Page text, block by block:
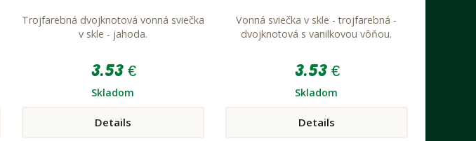
Trojfarebná dvojknotová vonná sviečka
v skle - jahoda.
3.53 €
Skladom
Details
Vonná sviečka v skle - trojfarebná -
dvojknotová s vanilkovou vôňou.
3.53 €
Skladom
Details